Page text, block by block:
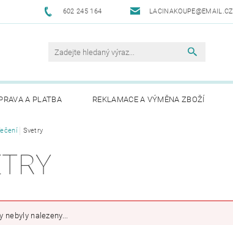
602 245 164 LACINAKOUPE@EMAIL.CZ
A PLATBA REKLAMACE A VÝMĚNA ZBOŽÍ
Svetry
nebyly nalezeny...